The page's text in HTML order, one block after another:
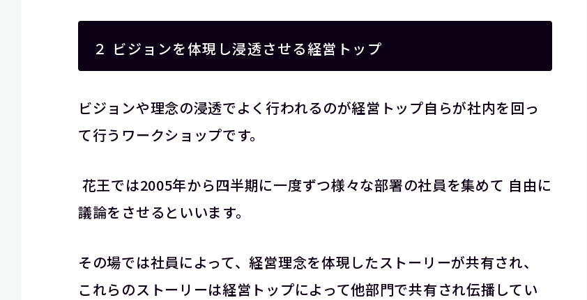
２ ビジョンを体現し浸透させる経営トップ
ビジョンや理念の浸透でよく行われるのが経営トップ自らが社内を回っ
て行うワークショップです。
花王では2005年から四半期に一度ずつ様々な部署の社員を集めて 自由に
議論をさせるといいます。
その場では社員によって、経営理念を体現したストーリーが共有され、
これらのストーリーは経営トップによって他部門で共有され伝播してい